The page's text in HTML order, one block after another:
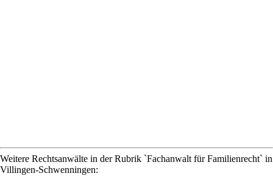
Weitere Rechtsanwälte in der Rubrik `Fachanwalt für Familienrecht` in
Villingen-Schwenningen: